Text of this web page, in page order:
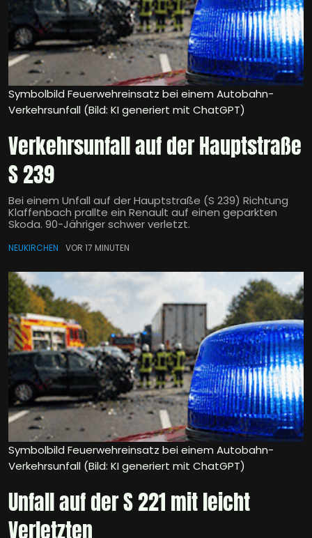
Symbolbild Feuerwehreinsatz bei einem Autobahn-
Verkehrsunfall (Bild: KI generiert mit ChatGPT)
Verkehrsunfall auf der Hauptstraße
S 239
Bei einem Unfall auf der Hauptstraße (S 239) Richtung
Klaffenbach prallte ein Renault auf einen geparkten
Skoda. 90-Jähriger schwer verletzt.
NEUKIRCHEN VOR 17 MINUTEN
Symbolbild Feuerwehreinsatz bei einem Autobahn-
Verkehrsunfall (Bild: KI generiert mit ChatGPT)
Unfall auf der S 221 mit leicht
Verletzten